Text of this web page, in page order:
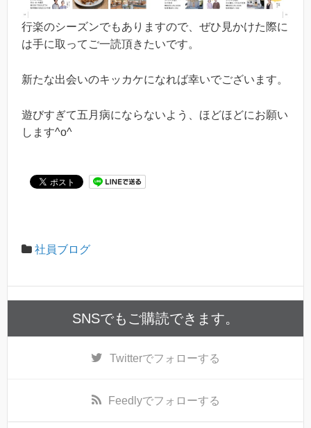
行楽のシーズンでもありますので、ぜひ見かけた際に
は手に取ってご一読頂きたいです。
新たな出会いのキッカケになれば幸いでございます。
遊びすぎて五月病にならないよう、ほどほどにお願い
します^o^
社員ブログ
SNSでもご購読できます。
Twitterでフォローする
Feedlyでフォローする